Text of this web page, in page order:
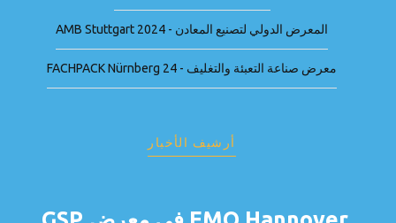
AMB Stuttgart 2024 - المعرض الدولي لتصنيع المعادن
FACHPACK Nürnberg 24 - معرض صناعة التعبئة والتغليف
أرشيف الأخبار